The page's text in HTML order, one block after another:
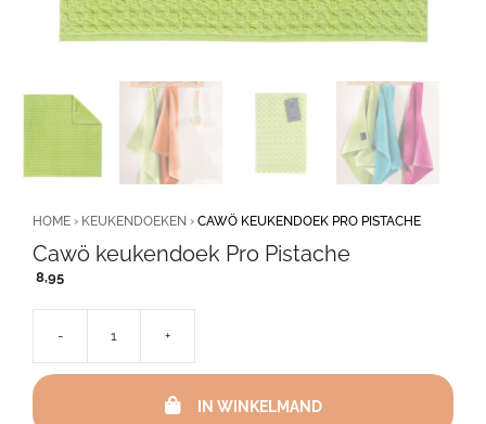
HOME › KEUKENDOEKEN › CAWÖ KEUKENDOEK PRO PISTACHE
Cawö keukendoek Pro Pistache
8,95
-
keukendoek
Pistache
+
IN WINKELMAND